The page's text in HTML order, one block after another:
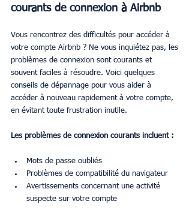
courants de connexion à Airbnb
Vous rencontrez des difficultés pour accéder à
votre compte Airbnb ? Ne vous inquiétez pas, les
problèmes de connexion sont courants et
souvent faciles à résoudre. Voici quelques
conseils de dépannage pour vous aider à
accéder à nouveau rapidement à votre compte,
en évitant toute frustration inutile.
Les problèmes de connexion courants incluent :
Mots de passe oubliés
Problèmes de compatibilité du navigateur
Avertissements concernant une activité
suspecte sur votre compte